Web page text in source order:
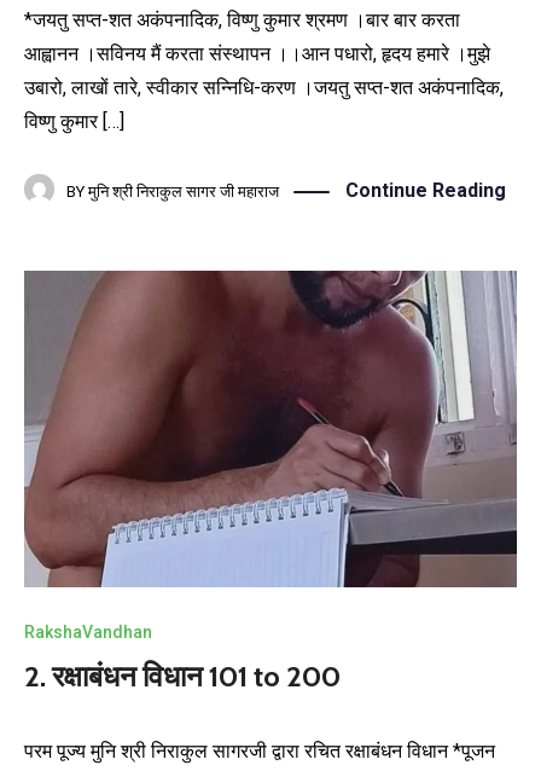
*जयतु सप्त-शत अकंपनादिक, विष्णु कुमार श्रमण ।बार बार करता
आह्वानन ।सविनय मैं करता संस्थापन ।।आन पधारो, हृदय हमारे ।मुझे
उबारो, लाखों तारे, स्वीकार सन्निधि-करण ।जयतु सप्त-शत अकंपनादिक,
विष्णु कुमार […]
BY मुनि श्री निराकुल सागर जी महाराज Continue Reading
RakshaVandhan
2. रक्षाबंधन विधान 101 to 200
परम पूज्य मुनि श्री निराकुल सागरजी द्वारा रचित रक्षाबंधन विधान *पूजन